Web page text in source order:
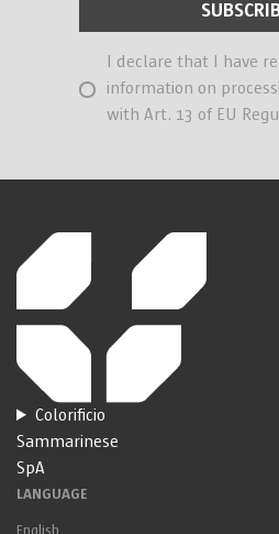
I declare that I have
information on
with Art. 13 of EU
Colorificio
Sammarinese
SpA
LANGUAGE
English